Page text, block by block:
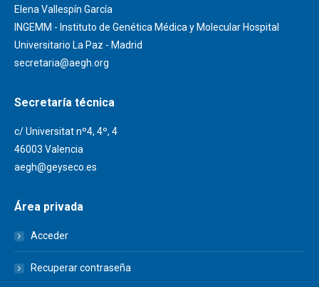
Elena Vallespín García
INGEMM - Instituto de Genética Médica y Molecular Hospital
Universitario La Paz - Madrid
secretaria@aegh.org
Secretaría técnica
c/ Universitat nº4, 4º, 4
46003 Valencia
aegh@geyseco.es
Área privada
Acceder
Recuperar contraseña